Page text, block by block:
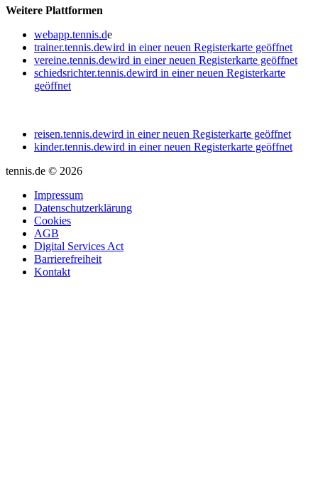
Weitere Plattformen
webapp.tennis.de
trainer.tennis.dewird in einer neuen Registerkarte geöffnet
vereine.tennis.dewird in einer neuen Registerkarte geöffnet
schiedsrichter.tennis.dewird in einer neuen Registerkarte
geöffnet
reisen.tennis.dewird in einer neuen Registerkarte geöffnet
kinder.tennis.dewird in einer neuen Registerkarte geöffnet
tennis.de © 2026
Impressum
Datenschutzerklärung
Cookies
AGB
Digital Services Act
Barrierefreiheit
Kontakt